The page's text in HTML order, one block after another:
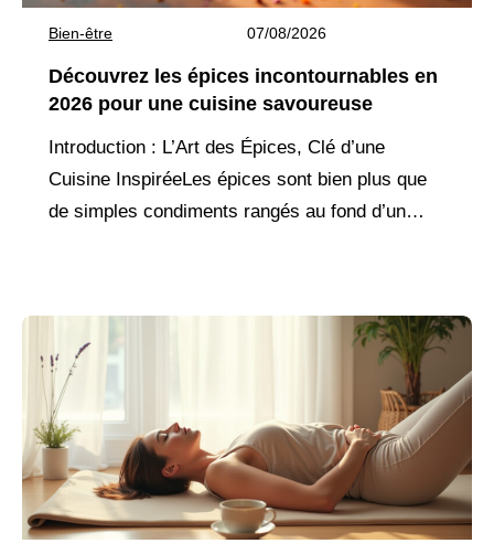
Bien-être 07/08/2026
Découvrez les épices incontournables en
2026 pour une cuisine savoureuse
Introduction : L’Art des Épices, Clé d’une
Cuisine InspiréeLes épices sont bien plus que
de simples condiments rangés au fond d’un